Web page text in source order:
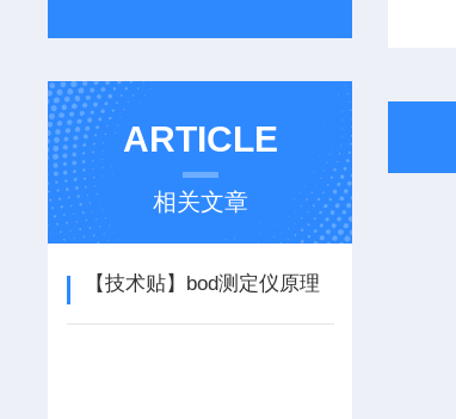
ARTICLE
相关文章
【技术贴】bod测定仪原理